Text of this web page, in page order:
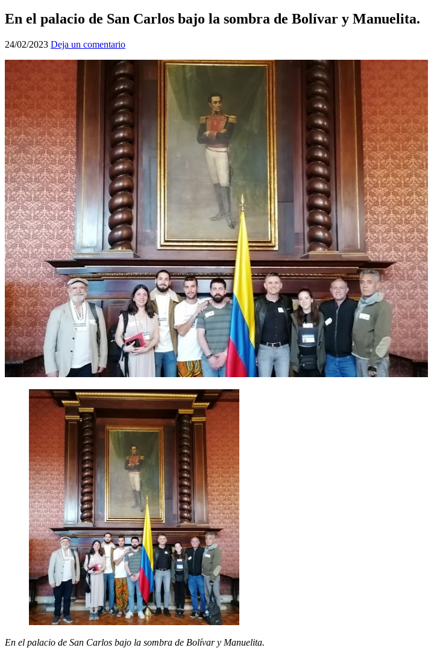
En el palacio de San Carlos bajo la sombra de Bolívar y Manuelita.
24/02/2023 Deja un comentario
En el palacio de San Carlos bajo la sombra de Bolívar y Manuelita.